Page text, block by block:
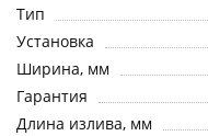
Тип
Установка
Ширина, мм
Гарантия
Длина излива, мм